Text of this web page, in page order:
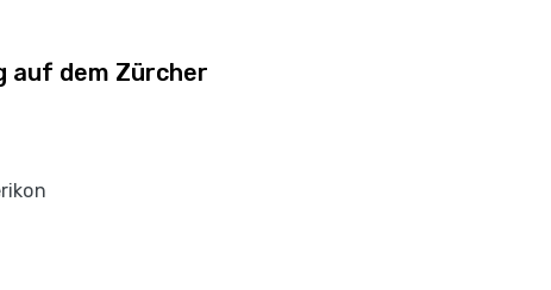
auf dem Zürcher